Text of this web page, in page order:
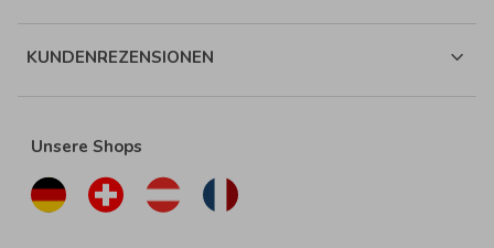
KUNDENREZENSIONEN
Unsere Shops